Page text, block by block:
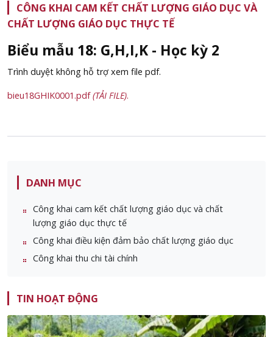
CÔNG KHAI CAM KẾT CHẤT LƯỢNG GIÁO DỤC VÀ
CHẤT LƯỢNG GIÁO DỤC THỰC TẾ
Biểu mẫu 18: G,H,I,K - Học kỳ 2
Trình duyệt không hỗ trợ xem file pdf.
bieu18GHIK0001.pdf(TẢI FILE).
DANH MỤC
Công khai cam kết chất lượng giáo dục và chất
lượng giáo dục thực tế
Công khai điều kiện đảm bảo chất lượng giáo dục
Công khai thu chi tài chính
TIN HOẠT ĐỘNG